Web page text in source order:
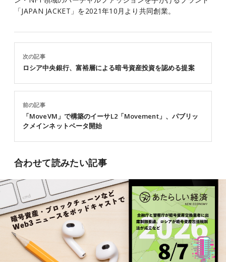
「JAPAN JACKET」を2021年10月より共同創業。
前の記事
「MoveVM」で構築のイーサL2「Movement」、パブリッ
クメインネットベータ開始
次の記事
ロシア中央銀行、富裕層による暗号資産投資を認める提案
合わせて読みたい記事